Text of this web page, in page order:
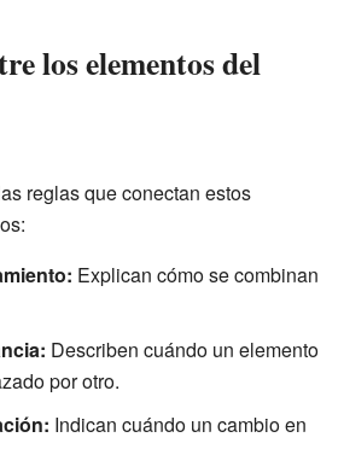
los elementos del
reglas que conectan estos
Explican cómo se combinan
Describen cuándo un elemento
por otro.
Indican cuándo un cambio en